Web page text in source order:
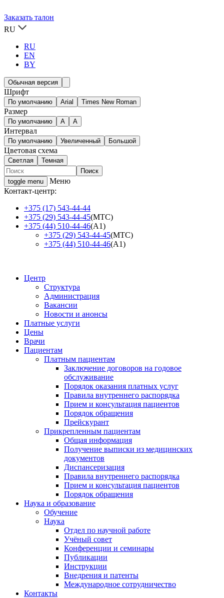
Заказать талон
RU
RU
EN
BY
Обычная версия
Шрифт
По умолчанию Arial Times New Roman
Размер
По умолчанию A A
Интервал
По умолчанию Увеличенный Большой
Цветовая схема
Светлая Темная
toggle menu
Меню
Контакт-центр:
+375 (17) 543-44-44
+375 (29) 543-44-45(МТС)
+375 (44) 510-44-46(А1)
+375 (29) 543-44-45(МТС)
+375 (44) 510-44-46(А1)
Центр
Структура
Администрация
Вакансии
Новости и анонсы
Платные услуги
Цены
Врачи
Пациентам
Платным пациентам
Заключение договоров на годовое
обслуживание
Порядок оказания платных услуг
Правила внутреннего распорядка
Прием и консультация пациентов
Порядок обращения
Прейскурант
Прикрепленным пациентам
Общая информация
Получение выписки из медицинских
документов
Диспансеризация
Правила внутреннего распорядка
Прием и консультация пациентов
Порядок обращения
Наука и образование
Обучение
Наука
Отдел по научной работе
Учёный совет
Конференции и семинары
Публикации
Инструкции
Внедрения и патенты
Международное сотрудничество
Контакты